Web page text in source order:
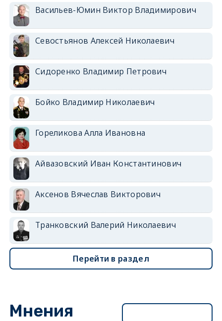
Васильев-Юмин Виктор Владимирович
Севостьянов Алексей Николаевич
Сидоренко Владимир Петрович
Бойко Владимир Николаевич
Гореликова Алла Ивановна
Айвазовский Иван Константинович
Аксенов Вячеслав Викторович
Транковский Валерий Николаевич
Перейти в раздел
Мнения